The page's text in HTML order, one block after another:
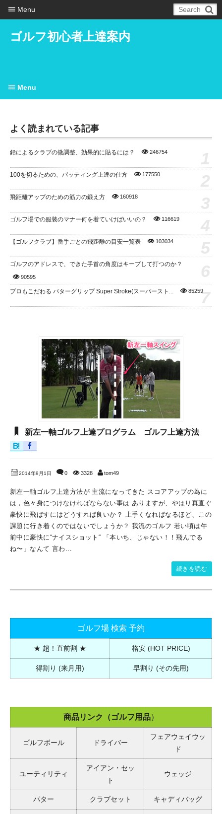
ゴルフ初心者上達案内
よく読まれている記事
鉛によるクラブの微調整、効果的に貼るには？ 246754
100を切るための、パッティング上達の仕方 177550
飛距離アップのための筋力の鍛え方 160918
ゴルフ場での服装のマナー何を着ていけばいいの？ 116619
【ゴルフクラブ】番手ごとの飛距離の目安一覧表 103034
ゴルフのアドレスで、できた手首の角度はキープして打つのか？
90595
プロもこだわる パターグリップ Super Stroke(スーパースト... 85259
7
新左一軸ゴルフ上達プログラム ゴルフ上達方法
2014年9月1日 0 3328 tom49
新左一軸ゴルフ上達方法が 主流になってきた スコアアップの為に
は，色々身につけなければならない事は ありますが、やはり真直ぐ
豪快に飛ばすにはどうすれば良いか？ 上手くなればなるほど、この
課題に行き着くのではないでしょうか？ 我流のゴルフ 若い頃は午
前中に豪快に“ナイスショット“ 「本いち、じゃない！！飛んでる
ね〜」なんて 言わ...
続きを読む
ゴルフ場 検索 予約
★ 超！直前割 ★ 格安 (HOT PRICE)
得割り (来月用) 早割り (その先用)
商品リンク（ゴルフ用品）
ゴルフボール ドライバー
フェアウェイウッ
ド
ユーティリティ
アイアン・セッ
ト
ウェッジ
パター クラブセット キャディバッグ
Menu
Menu